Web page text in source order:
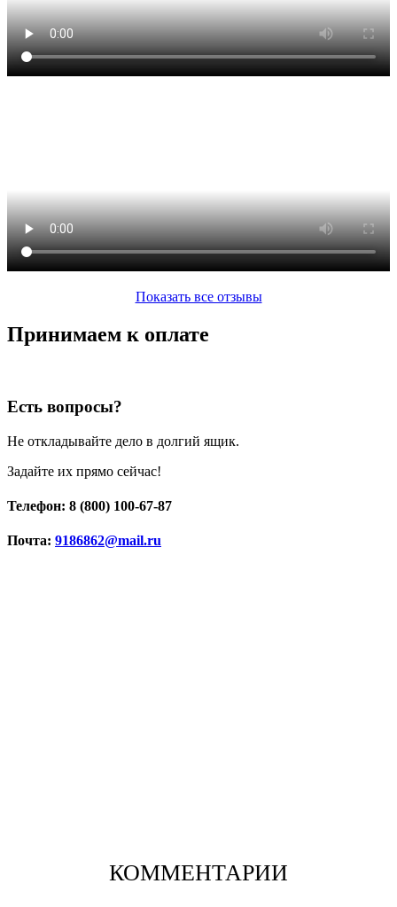
Показать все отзывы
Принимаем к оплате
Есть вопросы?
Не откладывайте дело в долгий ящик.
Задайте их прямо сейчас!
Телефон: 8 (800) 100-67-87
Почта: 9186862@mail.ru
КОММЕНТАРИИ